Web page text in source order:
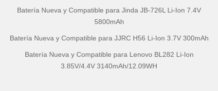
Batería Nueva y Compatible para Jinda JB-726L Li-Ion 7.4V
5800mAh
Batería Nueva y Compatible para JJRC H56 Li-Ion 3.7V 300mAh
Batería Nueva y Compatible para Lenovo BL282 Li-Ion
3.85V/4.4V 3140mAh/12.09WH